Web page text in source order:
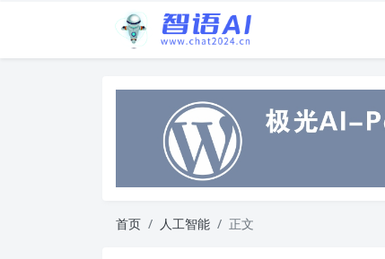
首页 人工智能 正文